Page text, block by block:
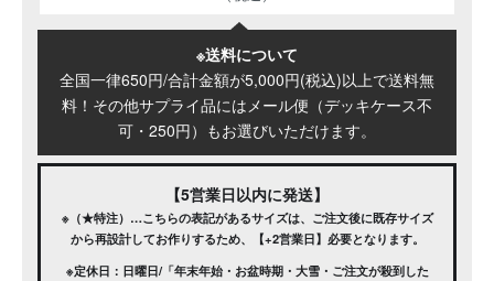
※送料について
全国一律650円/合計金額が5,000円(税込)以上で送料無
料！その他サプライ品にはメール便（デッキケース不
可・250円）もお選びいただけます。
【5営業日以内に発送】
※（★特注）…こちらの表記があるサイズは、ご注文後に既存サイズ
から再設計してお作りするため、【+2営業日】必要となります。
※定休日：日曜日/「年末年始・お盆時期・大雪・ご注文が殺到した